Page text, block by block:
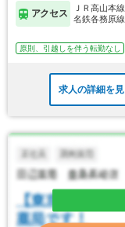
アクセス
ＪＲ高山本
名鉄各務原
原則、引越しを伴う転勤なし
求人の詳細を